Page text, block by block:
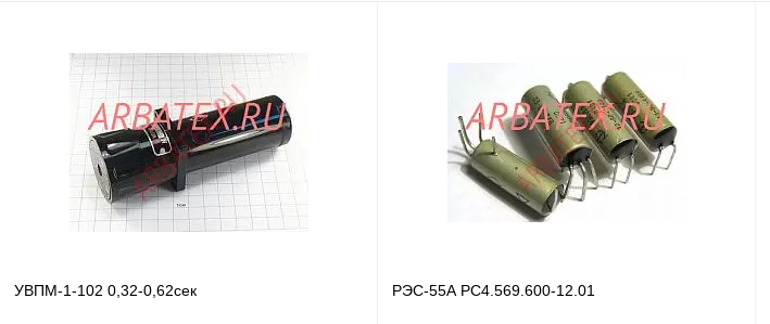
Купить в 1 клик Сравнение
В избранное
наличии
Купить в 1 клик Сравнение
В избранное
наличии
УВПМ-1-102 0,32-0,62сек РЭС-55А РС4.569.600-12.01